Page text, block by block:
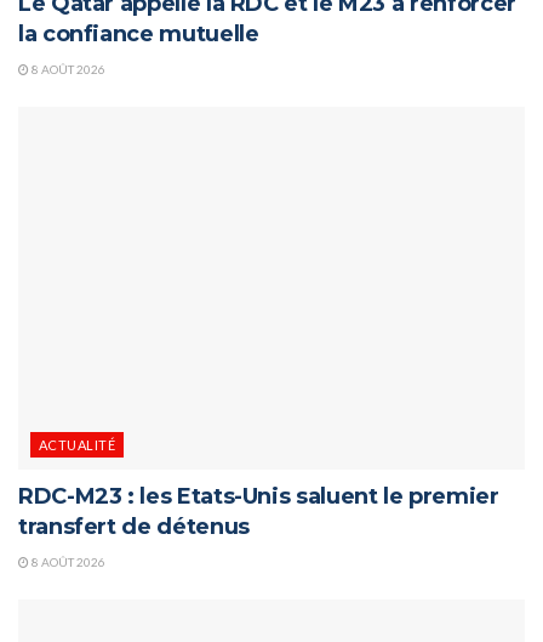
la confiance mutuelle
8 AOÛT 2026
ACTUALITÉ
RDC-M23 : les Etats-Unis saluent le premier
transfert de détenus
8 AOÛT 2026